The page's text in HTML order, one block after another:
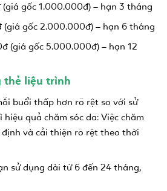
gốc 1.000.000đ) – hạn 3 tháng
gốc 2.000.000đ) – hạn 6 tháng
(giá gốc 5.000.000đ) – hạn 12
thẻ liệu trình
buổi thấp hơn rõ rệt so với sử
hiệu quả chăm sóc da: Việc chăm
và cải thiện rõ rệt theo thời
sử dụng dài từ 6 đến 24 tháng,